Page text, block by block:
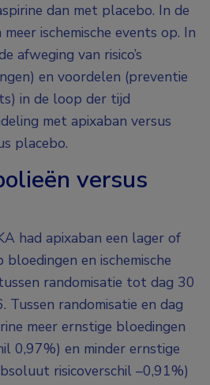
dan met placebo. In de
ischemische events op. In
afweging van risico’s
en voordelen (preventie
in de loop der tijd
met apixaban versus
placebo.
versus
had apixaban een lager of
en ischemische
randomisatie tot dag 30
Tussen randomisatie en dag
meer ernstige bloedingen
0,97%) en minder ernstige
risicoverschil –0,91%)